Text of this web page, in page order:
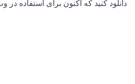
دانلود کنید که اکنون برای استفاده